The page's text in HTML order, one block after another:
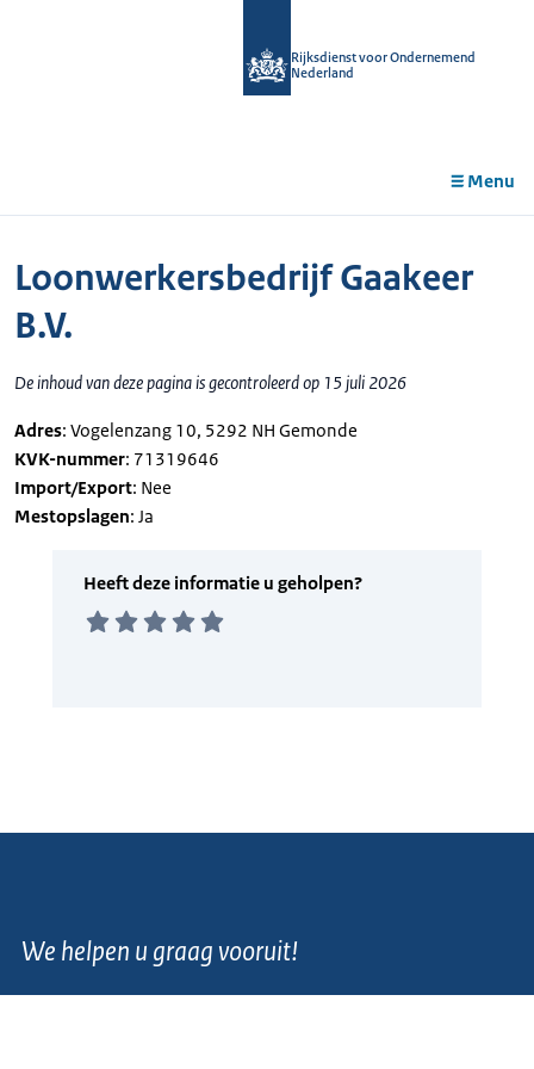
Rijksdienst voor Ondernemend
Nederland
Menu
Loonwerkersbedrijf Gaakeer
B.V.
De inhoud van deze pagina is gecontroleerd op 15 juli 2026
Adres: Vogelenzang 10, 5292 NH Gemonde
KVK-nummer: 71319646
Import/Export: Nee
Mestopslagen: Ja
We helpen u graag vooruit!